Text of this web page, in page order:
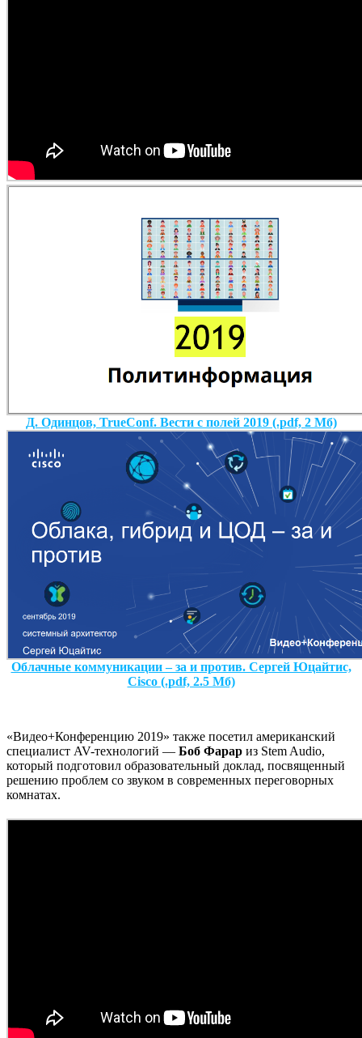
Д. Одинцов, TrueConf. Вести с полей 2019 (.pdf, 2 Мб)
Облачные коммуникации – за и против. Сергей Юцайтис,
Cisco (.pdf, 2.5 Мб)
«Видео+Конференцию 2019» также посетил американский
специалист AV-технологий — Боб Фарар из Stem Audio,
который подготовил образовательный доклад, посвященный
решению проблем со звуком в современных переговорных
комнатах.